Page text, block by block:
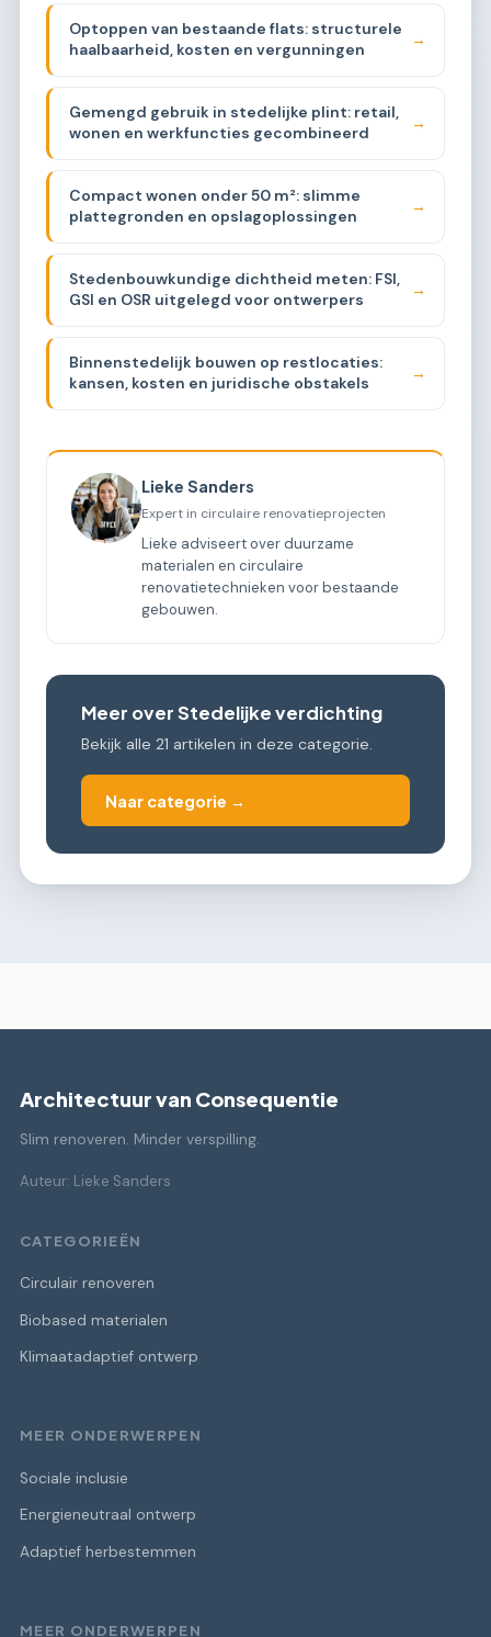
Optoppen van bestaande flats: structurele
haalbaarheid, kosten en vergunningen
→
Gemengd gebruik in stedelijke plint: retail,
wonen en werkfuncties gecombineerd
→
Compact wonen onder 50 m²: slimme
plattegronden en opslagoplossingen
→
Stedenbouwkundige dichtheid meten: FSI,
GSI en OSR uitgelegd voor ontwerpers
→
Binnenstedelijk bouwen op restlocaties:
kansen, kosten en juridische obstakels
→
Lieke Sanders
Expert in circulaire renovatieprojecten
Lieke adviseert over duurzame
materialen en circulaire
renovatietechnieken voor bestaande
gebouwen.
Meer over Stedelijke verdichting
Bekijk alle 21 artikelen in deze categorie.
Naar categorie →
Architectuur van Consequentie
Slim renoveren. Minder verspilling.
Auteur: Lieke Sanders
CATEGORIEËN
Circulair renoveren
Biobased materialen
Klimaatadaptief ontwerp
MEER ONDERWERPEN
Sociale inclusie
Energieneutraal ontwerp
Adaptief herbestemmen
MEER ONDERWERPEN